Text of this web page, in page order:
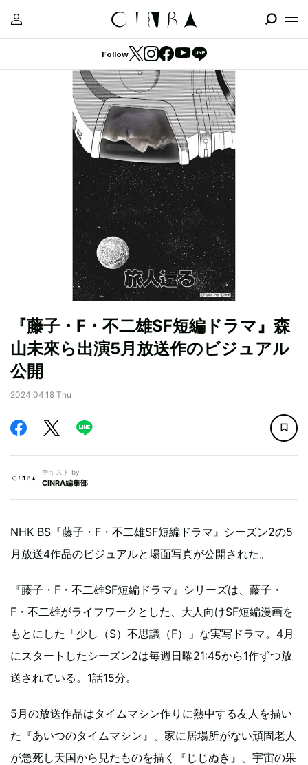
Follow
『藤子・F・不二雄SF短編ドラマ』森
山未來ら出演5月放送作のビジュアル
公開
2024.04.18 Thu
テキスト by
CINRA編集部
NHK BS『藤子・F・不二雄SF短編ドラマ』シーズン2の5
月放送4作品のビジュアルと場面写真が公開された。
『藤子・F・不二雄SF短編ドラマ』シリーズは、藤子・
F・不二雄がライフワークとした、大人向けSF短編漫画を
もとにした「少し（S）不思議（F）」な実写ドラマ。4月
にスタートしたシーズン2は毎週日曜21:45から1作ずつ放
送されている。1話15分。
5月の放送作品はタイムマシン作りに熱中する友人を描い
た『あいつのタイムマシン』、家に居場所がない頑固老人
が急死し天国から見たものを描く『じじぬき』、宇宙の果